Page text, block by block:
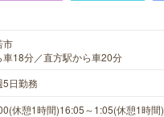
市
車18分／直方駅から車20分
5日勤務
休憩1時間)16:05～1:05(休憩1時間)